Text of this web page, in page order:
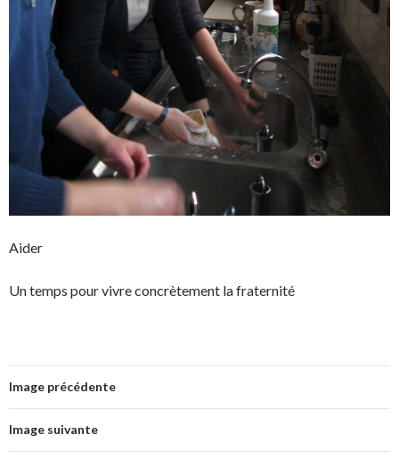
Aider
Un temps pour vivre concrètement la fraternité
Image précédente
Image suivante